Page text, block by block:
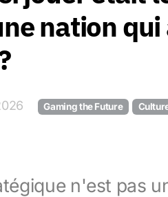
nation qui
Gaming the Future
n'est pas